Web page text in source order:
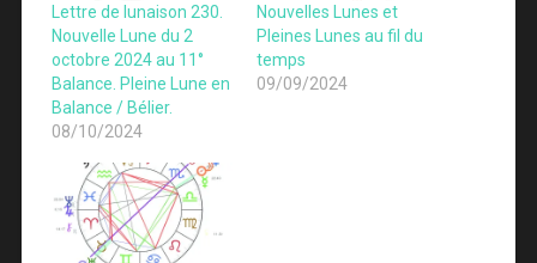
Lettre de lunaison 230.
Nouvelle Lune du 2
octobre 2024 au 11°
Balance. Pleine Lune en
Balance / Bélier.
08/10/2024
Nouvelles Lunes et
Pleines Lunes au fil du
temps
09/09/2024